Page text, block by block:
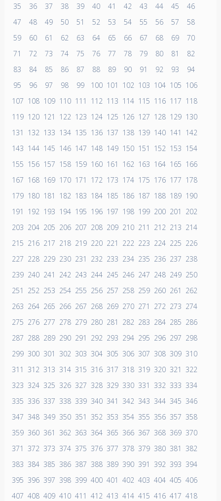
35 36 37 38 39 40 41 42 43 44 45
46
47
48 49 50 51 52 53 54 55 56 57
58
59
60 61 62 63 64 65 66 67 68 69
70
71
72 73 74 75 76 77 78 79 80 81
82
83
84 85 86 87 88 89 90 91 92 93
94
95
96 97 98 99 100 101 102 103 104 105 106
107 108 109 110 111 112 113 114 115 116 117 118
119 120 121 122 123 124 125 126 127 128 129 130
131
132 133 134 135 136 137 138 139 140 141
142
143 144 145 146 147 148 149 150 151 152 153 154
155 156 157 158 159 160 161 162 163 164 165 166
167 168 169 170 171 172 173 174 175 176 177 178
179 180 181 182 183 184 185 186 187 188 189 190
191
192 193 194 195 196 197 198 199 200 201
202
203 204 205 206 207 208 209 210 211 212 213 214
215 216 217 218 219 220 221 222 223 224 225 226
227 228 229 230 231 232 233 234 235 236 237 238
239 240 241 242 243 244 245 246 247 248 249 250
251
252 253 254 255 256 257 258 259 260 261
262
263 264 265 266 267 268 269 270 271 272 273 274
275 276 277 278 279 280 281 282 283 284 285 286
287 288 289 290 291 292 293 294 295 296 297 298
299 300 301 302 303 304 305 306 307 308 309 310
311
312 313 314 315 316 317 318 319 320 321
322
323 324 325 326 327 328 329 330 331 332 333 334
335 336 337 338 339 340 341 342 343 344 345 346
347 348 349 350 351 352 353 354 355 356 357 358
359 360 361 362 363 364 365 366 367 368 369 370
371
372 373 374 375 376 377 378 379 380 381
382
383 384 385 386 387 388 389 390 391 392 393 394
395 396 397 398 399 400 401 402 403 404 405 406
407 408 409 410 411 412 413 414 415 416 417 418